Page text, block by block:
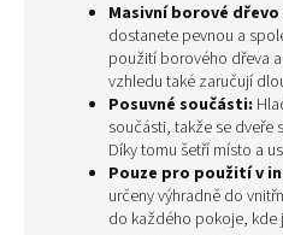
Masivní borové dřevo
dostanete pevnou a
použití borového dřeva
vzhledu také zaručují
Posuvné součásti:
součásti, takže se dveře
Díky tomu šetří místo a
Pouze pro použití v
určeny výhradně do
do každého pokoje,